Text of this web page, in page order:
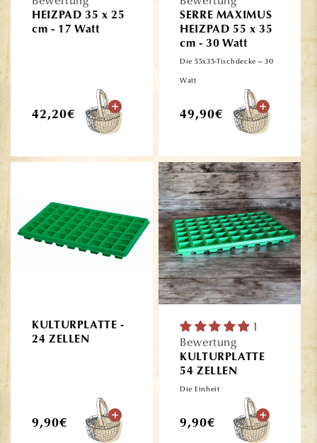
HEIZPAD 35 x 25
cm - 17 Watt
Normaler
42,20€
SERRE MAXIMUS
HEIZPAD 55 x 35
cm - 30 Watt
Die 55x35-Tischdecke – 30
Watt
Normaler
49,90€
KULTURPLATTE -
24 ZELLEN
Normaler
9,90€
1
Bewertung
KULTURPLATTE
54 ZELLEN
Die Einheit
Normaler
9,90€